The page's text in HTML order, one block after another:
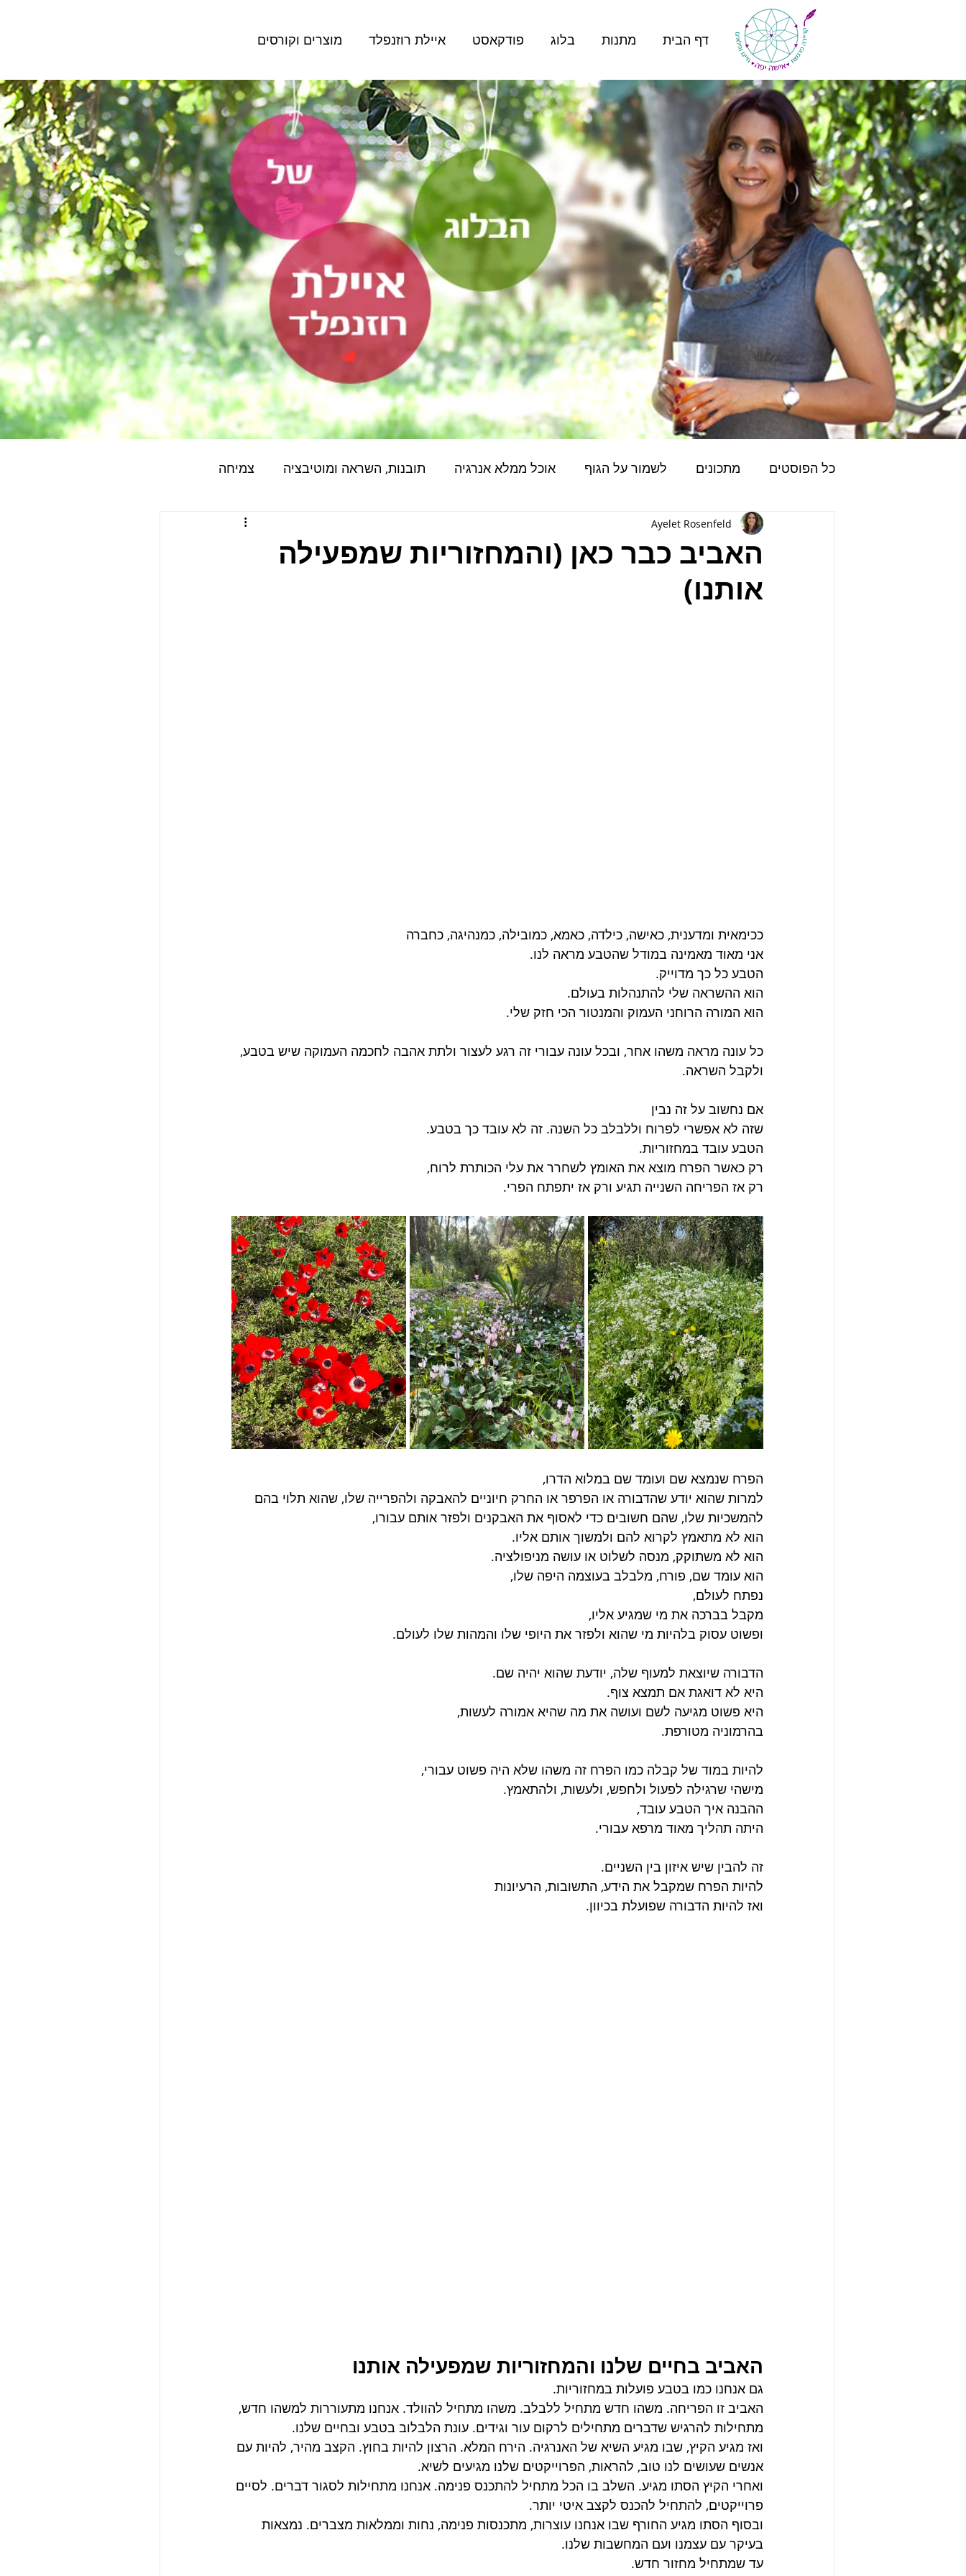
דף הבית מתנות בלוג פודקאסט איילת רוזנפלד מוצרים וקורסים
כל הפוסטים מתכונים לשמור על הגוף אוכל ממלא אנרגיה תובנות, השראה ומוטיבציה צמיחה
הצלחה הוליסטית אנרגיה
האביב כבר כאן (והמחזוריות שמפעילה
אותנו)
Ayelet Rosenfeld
ככימאית ומדענית, כאישה, כילדה, כאמא, כמובילה, כמנהיגה, כחברה
אני מאוד מאמינה במודל שהטבע מראה לנו.
הטבע כל כך מדוייק.
הוא ההשראה שלי להתנהלות בעולם.
הוא המורה הרוחני העמוק והמנטור הכי חזק שלי.
כל עונה מראה משהו אחר, ובכל עונה עבורי זה רגע לעצור ולתת אהבה לחכמה העמוקה שיש בטבע,
ולקבל השראה.
אם נחשוב על זה נבין
שזה לא אפשרי לפרוח וללבלב כל השנה. זה לא עובד כך בטבע.
הטבע עובד במחזוריות.
רק כאשר הפרח מוצא את האומץ לשחרר את עלי הכותרת לרוח,
רק אז הפריחה השנייה תגיע ורק אז יתפתח הפרי.
הפרח שנמצא שם ועומד שם במלוא הדרו,
למרות שהוא יודע שהדבורה או הפרפר או החרק חיוניים להאבקה ולהפרייה שלו, שהוא תלוי בהם
להמשכיות שלו, שהם חשובים כדי לאסוף את האבקנים ולפזר אותם עבורו,
הוא לא מתאמץ לקרוא להם ולמשוך אותם אליו.
הוא לא משתוקק, מנסה לשלוט או עושה מניפולציה.
הוא עומד שם, פורח, מלבלב בעוצמה היפה שלו,
נפתח לעולם,
מקבל בברכה את מי שמגיע אליו,
ופשוט עסוק בלהיות מי שהוא ולפזר את היופי שלו והמהות שלו לעולם.
הדבורה שיוצאת למעוף שלה, יודעת שהוא יהיה שם.
היא לא דואגת אם תמצא צוף.
היא פשוט מגיעה לשם ועושה את מה שהיא אמורה לעשות,
בהרמוניה מטורפת.
להיות במוד של קבלה כמו הפרח זה משהו שלא היה פשוט עבורי,
מישהי שרגילה לפעול ולחפש, ולעשות, ולהתאמץ.
ההבנה איך הטבע עובד,
היתה תהליך מאוד מרפא עבורי.
זה להבין שיש איזון בין השניים.
להיות הפרח שמקבל את הידע, התשובות, הרעיונות
ואז להיות הדבורה שפועלת בכיוון.
האביב בחיים שלנו והמחזוריות שמפעילה אותנו
גם אנחנו כמו בטבע פועלות במחזוריות.
האביב זו הפריחה. משהו חדש מתחיל ללבלב. משהו מתחיל להוולד. אנחנו מתעוררות למשהו חדש,
מתחילות להרגיש שדברים מתחילים לרקום עור וגידים. עונת הלבלוב בטבע ובחיים שלנו.
ואז מגיע הקיץ, שבו מגיע השיא של האנרגיה. הירח המלא. הרצון להיות בחוץ. הקצב מהיר, להיות עם
אנשים שעושים לנו טוב, להראות, הפרוייקטים שלנו מגיעים לשיא.
ואחרי הקיץ הסתו מגיע. השלב בו הכל מתחיל להתכנס פנימה. אנחנו מתחילות לסגור דברים. לסיים
פרוייקטים, להתחיל להכנס לקצב איטי יותר.
ובסוף הסתו מגיע החורף שבו אנחנו עוצרות, מתכנסות פנימה, נחות וממלאות מצברים. נמצאות
בעיקר עם עצמנו ועם המחשבות שלנו.
עד שמתחיל מחזור חדש.